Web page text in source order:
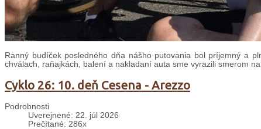
Ranný budíček posledného dňa nášho putovania bol príjemný a
chválach, raňajkách, balení a nakladaní auta sme vyrazili smerom na
Cyklo 26: 10. deň Cesena - Arezzo
Podrobnosti
Uverejnené: 22. júl 2026
Prečítané: 286x